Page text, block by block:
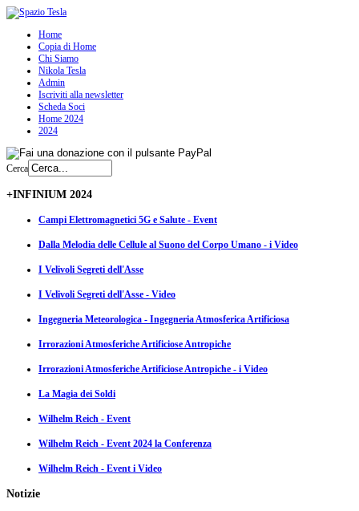
Home
Copia di Home
Chi Siamo
Nikola Tesla
Admin
Iscriviti alla newsletter
Scheda Soci
Home 2024
2024
Cerca
+INFINIUM 2024
Campi Elettromagnetici 5G e Salute - Event
Dalla Melodia delle Cellule al Suono del Corpo Umano - i Video
I Velivoli Segreti dell'Asse
I Velivoli Segreti dell'Asse - Video
Ingegneria Meteorologica - Ingegneria Atmosferica Artificiosa
Irrorazioni Atmosferiche Artificiose Antropiche
Irrorazioni Atmosferiche Artificiose Antropiche - i Video
La Magia dei Soldi
Wilhelm Reich - Event
Wilhelm Reich - Event 2024 la Conferenza
Wilhelm Reich - Event i Video
Notizie